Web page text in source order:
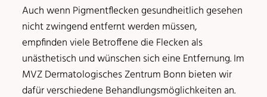
Auch wenn Pigmentflecken gesundheitlich gesehen
nicht zwingend entfernt werden müssen,
empfinden viele Betroffene die Flecken als
unästhetisch und wünschen sich eine Entfernung. Im
MVZ Dermatologisches Zentrum Bonn bieten wir
dafür verschiedene Behandlungsmöglichkeiten an.